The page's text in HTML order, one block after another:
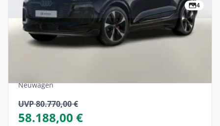
4
Privat & Gewerbe
Audi Q6 e-tron quattro Tech+ Nav VirCo+
Neuwagen
UVP 80.770,00 €
58.188,00 €